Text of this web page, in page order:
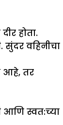
होता.
सुंदर वहिनीचा
आहे, तर
स्वत:च्या